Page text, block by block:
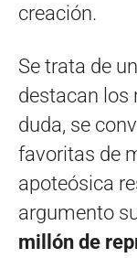
creación.
Se trata de
destacan los
duda, se
favoritas de
apoteósica
argumento
millón de